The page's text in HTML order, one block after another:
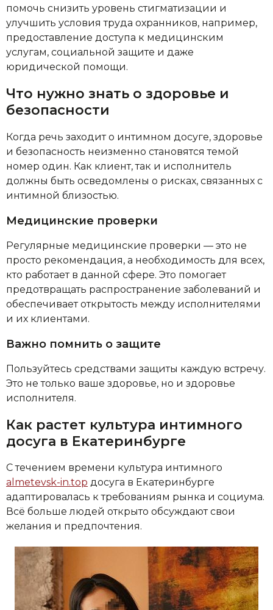
помочь снизить уровень стигматизации и
улучшить условия труда охранников, например,
предоставление доступа к медицинским
услугам, социальной защите и даже
юридической помощи.
Что нужно знать о здоровье и
безопасности
Когда речь заходит о интимном досуге, здоровье
и безопасность неизменно становятся темой
номер один. Как клиент, так и исполнитель
должны быть осведомлены о рисках, связанных с
интимной близостью.
Медицинские проверки
Регулярные медицинские проверки — это не
просто рекомендация, а необходимость для всех,
кто работает в данной сфере. Это помогает
предотвращать распространение заболеваний и
обеспечивает открытость между исполнителями
и их клиентами.
Важно помнить о защите
Пользуйтесь средствами защиты каждую встречу.
Это не только ваше здоровье, но и здоровье
исполнителя.
Как растет культура интимного
досуга в Екатеринбурге
С течением времени культура интимного
almetevsk-in.top досуга в Екатеринбурге
адаптировалась к требованиям рынка и социума.
Всё больше людей открыто обсуждают свои
желания и предпочтения.